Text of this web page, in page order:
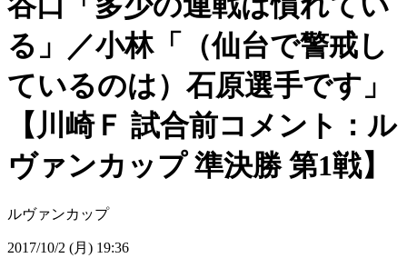
る」／小林「（仙台で警戒し
ているのは）石原選手です」
【川崎Ｆ 試合前コメント：ル
ヴァンカップ 準決勝 第1戦】
ルヴァンカップ
2017/10/2 (月) 19:36